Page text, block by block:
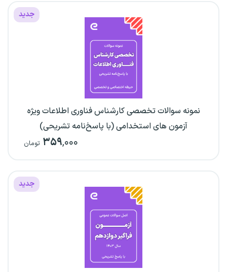
جدید
نمونه سوالات تخصصی کارشناس فناوری اطلاعات ویژه
آزمون های استخدامی (با پاسخ‌نامه تشریحی)
۳۵۹,۰۰۰ تومان
جدید